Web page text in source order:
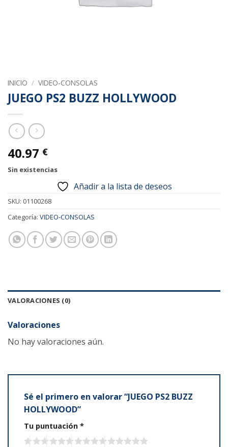
INICIO / VIDEO-CONSOLAS
JUEGO PS2 BUZZ HOLLYWOOD
40.97 €
Sin existencias
Añadir a la lista de deseos
SKU: 01100268
Categoría: VIDEO-CONSOLAS
VALORACIONES (0)
Valoraciones
No hay valoraciones aún.
Sé el primero en valorar “JUEGO PS2 BUZZ
HOLLYWOOD”
Tu puntuación *